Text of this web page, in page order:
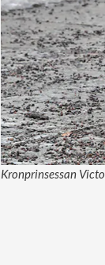
Kronprinsessan